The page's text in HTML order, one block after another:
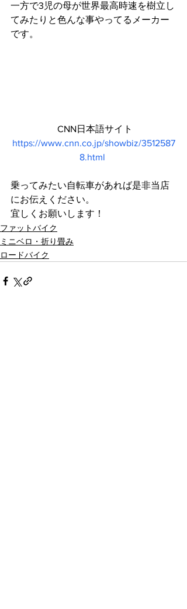
一方で3児の母が世界最高時速を樹立し
てみたりと色んな事やってるメーカー
です。
CNN日本語サイト
https://www.cnn.co.jp/showbiz/3512587
8.html
乗ってみたい自転車があれば是非当店
にお伝えください。
宜しくお願いします！
ファットバイク
ミニベロ・折り畳み
ロードバイク